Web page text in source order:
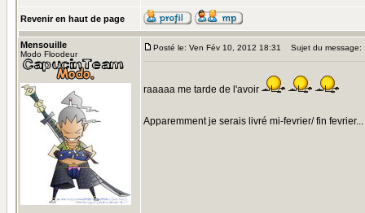
Revenir en haut de page
Mensouille
Modo Floodeur
Posté le: Ven Fév 10, 2012 18:31 Sujet du message:
raaaaa me tarde de l'avoir
Apparemment je serais livré mi-fevrier/ fin